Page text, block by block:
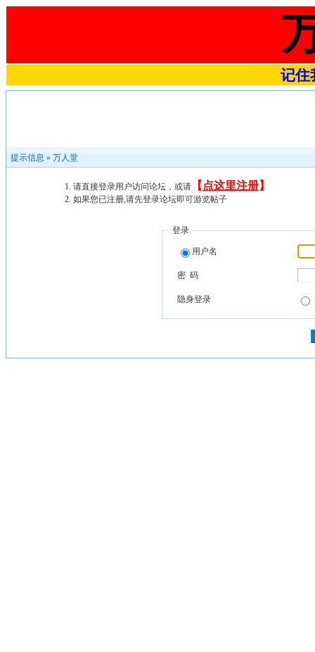
记住
提示信息 » 万人堂
请直接登录用户访问论坛，或请 【 点这里注册】
如果您已注册,请先登录论坛即可游览帖子
登录
用户名
密 码
隐身登录